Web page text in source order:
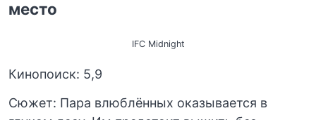
место
IFC Midnight
Кинопоиск: 5,9
Сюжет: Пара влюблённых оказывается в